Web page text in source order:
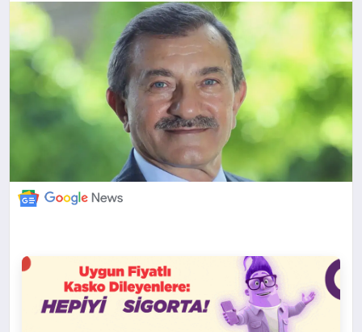
BILIM VE TEKNOLOJI
OTOMOBIL